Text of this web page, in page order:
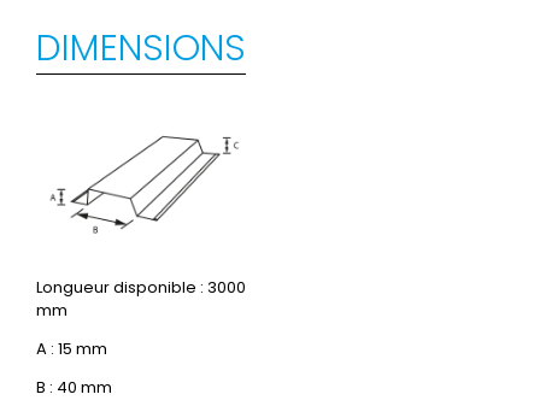
DIMENSIONS
Longueur disponible : 3000
mm
A : 15 mm
B : 40 mm